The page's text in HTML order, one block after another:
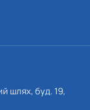
шлях, буд. 19,